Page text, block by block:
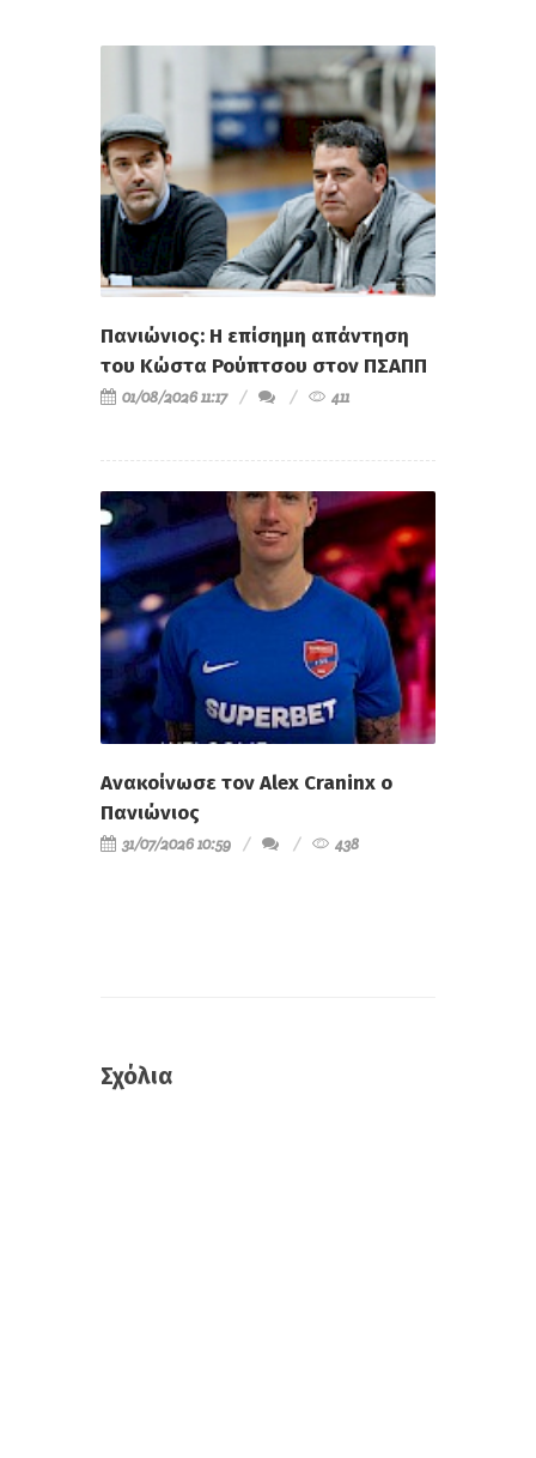
Πανιώνιος: Η επίσημη απάντηση
του Κώστα Ρούπτσου στον ΠΣΑΠΠ
01/08/2026 11:17 411
Ανακοίνωσε τον Alex Craninx ο
Πανιώνιος
31/07/2026 10:59 438
Σχόλια